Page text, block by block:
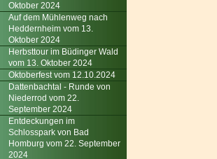
Oktober 2024
Auf dem Mühlenweg nach
Heddernheim vom 13.
Oktober 2024
Herbsttour im Büdinger Wald
vom 13. Oktober 2024
Oktoberfest vom 12.10.2024
Dattenbachtal - Runde von
Niederrod vom 22.
September 2024
Entdeckungen im
Schlosspark von Bad
Homburg vom 22. September
2024